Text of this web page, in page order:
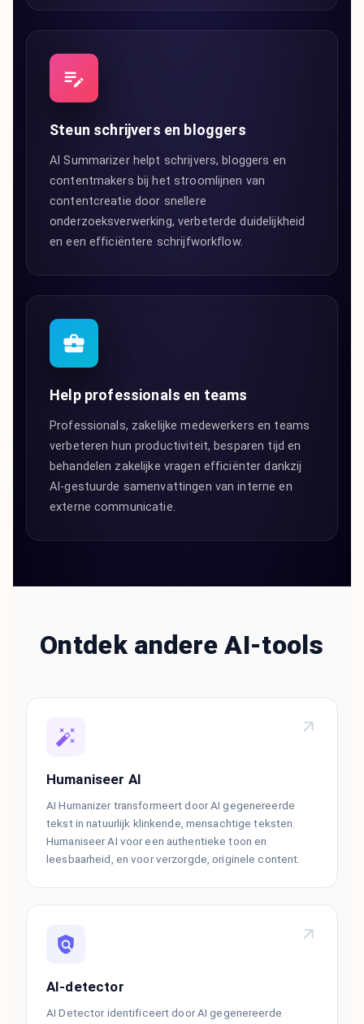
Steun schrijvers en bloggers
AI Summarizer helpt schrijvers, bloggers en
contentmakers bij het stroomlijnen van
contentcreatie door snellere
onderzoeksverwerking, verbeterde duidelijkheid
en een efficiëntere schrijfworkflow.
Help professionals en teams
Professionals, zakelijke medewerkers en teams
verbeteren hun productiviteit, besparen tijd en
behandelen zakelijke vragen efficiënter dankzij
AI-gestuurde samenvattingen van interne en
externe communicatie.
Ontdek andere AI-tools
Humaniseer AI
AI Humanizer transformeert door AI gegenereerde
tekst in natuurlijk klinkende, mensachtige teksten.
Humaniseer AI voor een authentieke toon en
leesbaarheid, en voor verzorgde, originele content.
AI-detector
AI Detector identificeert door AI gegenereerde